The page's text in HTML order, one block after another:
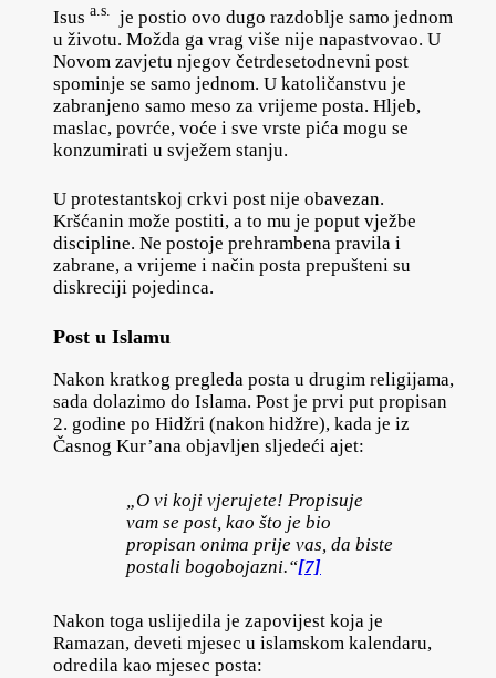
Isus a.s. je postio ovo dugo razdoblje samo jednom
u životu. Možda ga vrag više nije napastvovao. U
Novom zavjetu njegov četrdesetodnevni post
spominje se samo jednom. U katoličanstvu je
zabranjeno samo meso za vrijeme posta. Hljeb,
maslac, povrće, voće i sve vrste pića mogu se
konzumirati u svježem stanju.
U protestantskoj crkvi post nije obavezan.
Kršćanin može postiti, a to mu je poput vježbe
discipline. Ne postoje prehrambena pravila i
zabrane, a vrijeme i način posta prepušteni su
diskreciji pojedinca.
Post u Islamu
Nakon kratkog pregleda posta u drugim religijama,
sada dolazimo do Islama. Post je prvi put propisan
2. godine po Hidžri (nakon hidžre), kada je iz
Časnog Kur’ana objavljen sljedeći ajet:
„O vi koji vjerujete! Propisuje
vam se post, kao što je bio
propisan onima prije vas, da biste
postali bogobojazni.“[7]
Nakon toga uslijedila je zapovijest koja je
Ramazan, deveti mjesec u islamskom kalendaru,
odredila kao mjesec posta: